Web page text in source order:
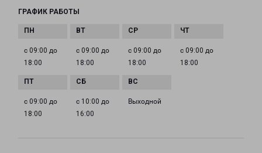
ГРАФИК РАБОТЫ
с 09:00 до
18:00
с 09:00 до
18:00
с 09:00 до
18:00
с 09:00 до
18:00
с 09:00 до
18:00
с 10:00 до
16:00
Выходной